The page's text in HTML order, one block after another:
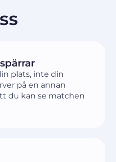
plats, inte din
på en annan
du kan se matchen